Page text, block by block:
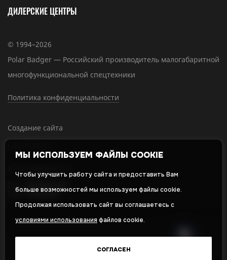
ДИЛЕРСКИЕ ЦЕНТРЫ
© 1994–2026
Polar Badger — Российский производитель малогабаритной
многофункциональной спецтехники
Политика конфиденциальности
Создание сайта
Оставляя свои личные данные, вы принимаете и соглашаетесь с
политикой в отношении обработки персональных данных
МЫ ИСПОЛЬЗУЕМ ФАЙЛЫ COOKIE
Чтобы улучшить работу сайта и предоставить Вам
больше возможностей мы используем файлы cookie.
Продолжая использовать сайт вы соглашаетесь с
условиями использования файлов cookie.
СОГЛАСЕН